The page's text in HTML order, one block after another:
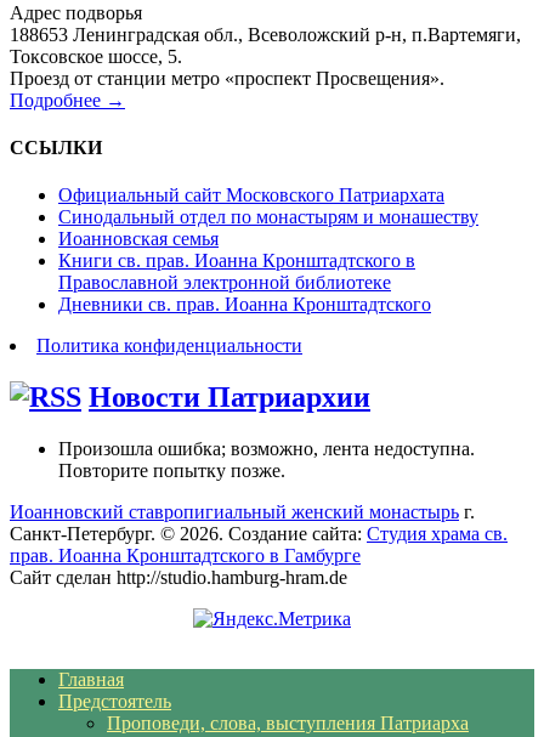
Адрес подворья
188653 Ленинградская обл., Всеволожский р-н, п.Вартемяги,
Токсовское шоссе, 5.
Проезд от станции метро «проспект Просвещения».
Подробнее →
ССЫЛКИ
Официальный сайт Московского Патриархата
Синодальный отдел по монастырям и монашеству
Иоанновская семья
Книги св. прав. Иоанна Кронштадтского в
Православной электронной библиотеке
Дневники св. прав. Иоанна Кронштадтского
Политика конфиденциальности
Новости Патриархии
Произошла ошибка; возможно, лента недоступна.
Повторите попытку позже.
Иоанновский ставропигиальный женский монастырь г.
Санкт-Петербург. © 2026. Создание сайта: Студия храма св.
прав. Иоанна Кронштадтского в Гамбурге
Сайт сделан http://studio.hamburg-hram.de
Главная
Предстоятель
Проповеди, слова, выступления Патриарха